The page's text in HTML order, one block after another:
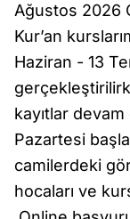
Ağustos 2026
Kur’an
Haziran - 13
kayıtlar
Pazartesi
camilerdeki
hocaları ve